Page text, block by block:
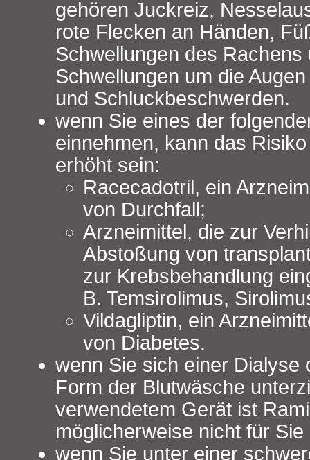
gehören Juckreiz,
rote Flecken an Händen,
Schwellungen des Rachens
Schwellungen um die
und Schluckbeschwerden.
wenn Sie eines der
einnehmen, kann das
erhöht sein:
Racecadotril, ein
von Durchfall;
Arzneimittel, die zur
Abstoßung von
zur Krebsbehandlung
B. Temsirolimus,
Vildagliptin, ein
von Diabetes.
wenn Sie sich einer Dialyse
Form der Blutwäsche
verwendetem Gerät ist
möglicherweise nicht für Sie
wenn Sie unter einer